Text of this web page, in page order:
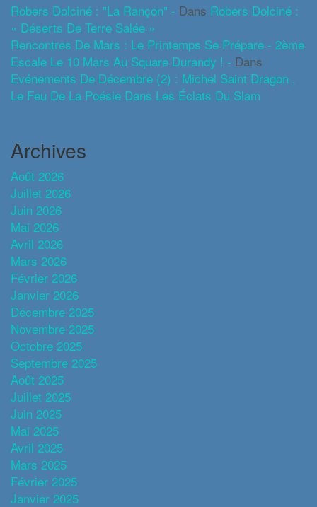
Robers Dolciné : "La Rançon" - Dans Robers Dolciné :
« Déserts De Terre Salée »
Rencontres De Mars : Le Printemps Se Prépare - 2ème
Escale Le 10 Mars Au Square Durandy ! - Dans
Evénements De Décembre (2) : Michel Saint Dragon ,
Le Feu De La Poésie Dans Les Éclats Du Slam
Archives
Août 2026
Juillet 2026
Juin 2026
Mai 2026
Avril 2026
Mars 2026
Février 2026
Janvier 2026
Décembre 2025
Novembre 2025
Octobre 2025
Septembre 2025
Août 2025
Juillet 2025
Juin 2025
Mai 2025
Avril 2025
Mars 2025
Février 2025
Janvier 2025